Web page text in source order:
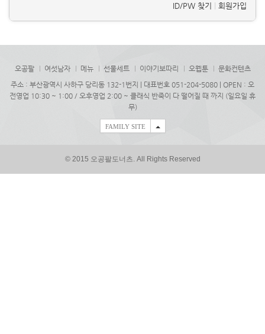
ID/PW 찾기 회원가입
오공팔 여섯남자 메뉴 선물세트 이야기보따리 오웹툰
문화컨텐츠
주소 : 부산광역시 사하구 당리동 132-1번지 | 대표번호 051-204-5080 | OPEN : 오
전영업 10:30 ~ 1:00 / 오후영업 2:00 ~ 클래식 반죽이 다 떨어질 때 까지 (일요일 휴
무)
FAMILY SITE
© 2015 오공팔도너츠. All Rights Reserved